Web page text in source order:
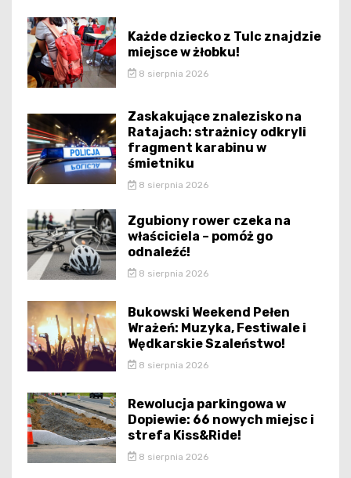
Każde dziecko z Tulc znajdzie
miejsce w żłobku!
8 sierpnia 2026
Zaskakujące znalezisko na
Ratajach: strażnicy odkryli
fragment karabinu w
śmietniku
8 sierpnia 2026
Zgubiony rower czeka na
właściciela – pomóż go
odnaleźć!
8 sierpnia 2026
Bukowski Weekend Pełen
Wrażeń: Muzyka, Festiwale i
Wędkarskie Szaleństwo!
8 sierpnia 2026
Rewolucja parkingowa w
Dopiewie: 66 nowych miejsc i
strefa Kiss&Ride!
8 sierpnia 2026